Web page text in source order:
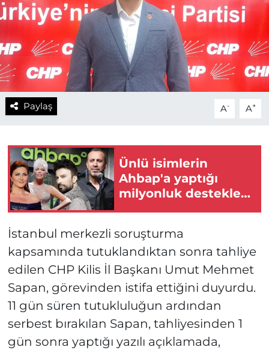
Paylaş A- A+
Ünlü isimlerin
Ahbap'a yaptığı
milyonluk destekler
İstanbul merkezli soruşturma
kapsamında tutuklandıktan sonra tahliye
edilen CHP Kilis İl Başkanı Umut Mehmet
Sapan, görevinden istifa ettiğini duyurdu.
11 gün süren tutukluluğun ardından
serbest bırakılan Sapan, tahliyesinden 1
gün sonra yaptığı yazılı açıklamada,